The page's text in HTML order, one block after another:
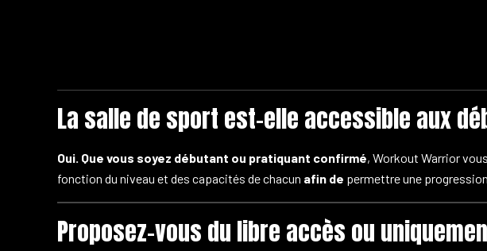
La salle de sport est-elle accessible aux
Oui. Que vous soyez débutant ou pratiquant confirmé, Workout Warrior
fonction du niveau et des capacités de chacun afin de permettre une
Proposez-vous du libre accès ou